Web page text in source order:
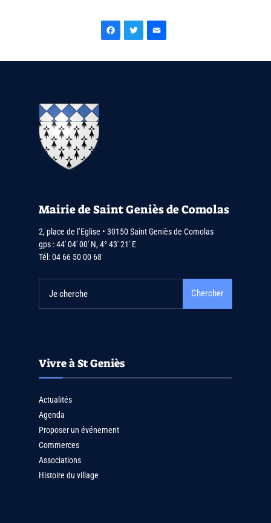
Facebook
Twitter
Mairie de Saint Geniès de Comolas
2, place de l’Eglise • 30150 Saint Geniès de Comolas
gps : 44′ 04′ 00′ N, 4° 43′ 21′ E
Tél:04 66 50 00 68
Chercher
Vivre à St Geniès
Actualités
Agenda
Proposer un événement
Commerces
Associations
Histoire du village